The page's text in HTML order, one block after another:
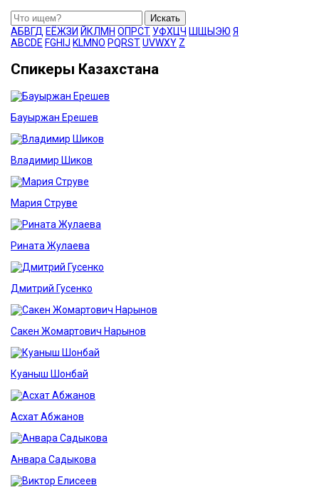
Искать
АБВГД ЕЁЖЗИ Й КЛ М Н ОП РСТ УФХЦЧ Ш ЩЫ ЭЮ Я
ABCDE FGH J KLM NO PQRSTUVWXY Z
Спикеры Казахстана
Бауыржан Ерешев
Владимир Шиков
Мария Струве
Рината Жулаева
Дмитрий Гусенко
Сакен Жомартович Нарынов
Куаныш Шонбай
Асхат Абжанов
Анвара Садыкова